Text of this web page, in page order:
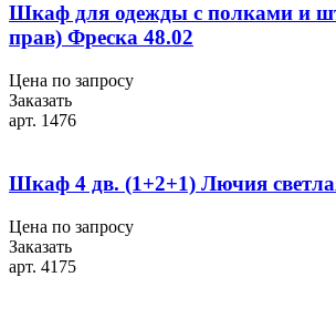
Шкаф для одежды с полками и
прав) Фреска 48.02
Цена по запросу
Заказать
арт. 1476
Шкаф 4 дв. (1+2+1) Лючия
Цена по запросу
Заказать
арт. 4175